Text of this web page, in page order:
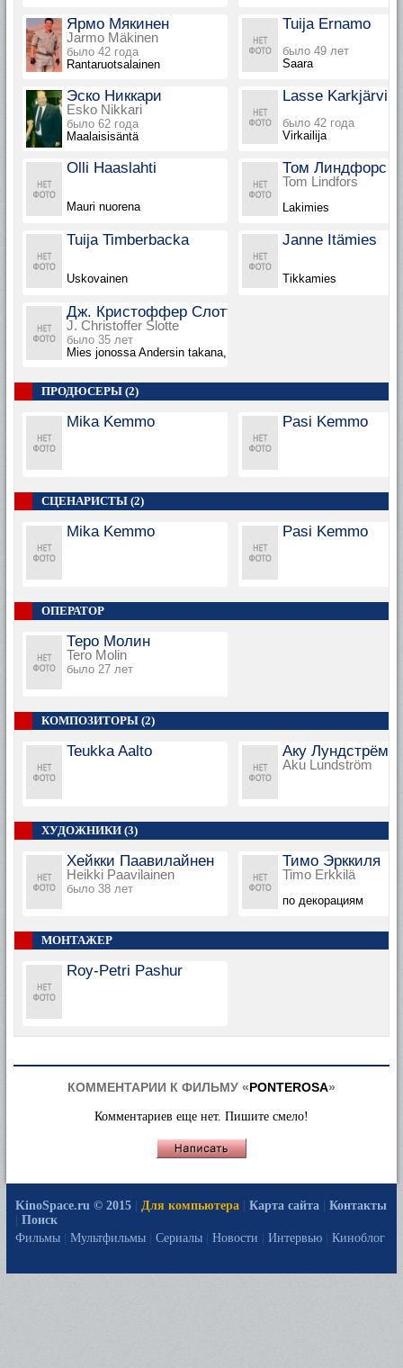
Ярмо Мякинен
Jarmo Mäkinen
было 42 года
Rantaruotsalainen
Tuija Ernamo
было 49 лет
Saara
Эско Никкари
Esko Nikkari
было 62 года
Maalaisisäntä
Lasse Karkjärvi
было 42 года
Virkailija
Olli Haaslahti
Mauri nuorena
Том Линдфорс
Tom Lindfors
Lakimies
Tuija Timberbacka
Uskovainen
Janne Itämies
Tikkamies
Дж. Кристоффер Слотт
J. Christoffer Slotte
было 35 лет
Mies jonossa Andersin takana, в титрах не указан
ПРОДЮСЕРЫ (2)
Mika Kemmo Pasi Kemmo
СЦЕНАРИСТЫ (2)
Mika Kemmo Pasi Kemmo
ОПЕРАТОР
Теро Молин
Tero Molin
было 27 лет
КОМПОЗИТОРЫ (2)
Teukka Aalto Аку Лундстрём
Aku Lundström
ХУДОЖНИКИ (3)
Хейкки Паавилайнен
Heikki Paavilainen
было 38 лет
Тимо Эрккиля
Timo Erkkilä
по декорациям
МОНТАЖЕР
Roy-Petri Pashur
КОММЕНТАРИИ К ФИЛЬМУ «PONTEROSA»
Комментариев еще нет. Пишите смело!
KinoSpace.ru © 2015 | Для компьютера | Карта сайта | Контакты
| Поиск
Фильмы
Мультфильмы Сериалы Новости Интервью Киноблог